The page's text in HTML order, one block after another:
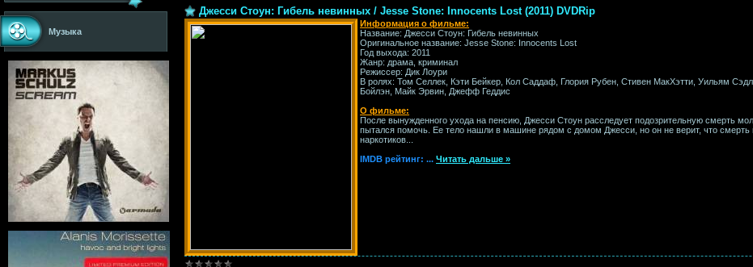
Музыка
Джесси Стоун: Гибель невинных / Jesse Stone: Innocents Lost (2011) DVDRip
Информация о фильме:
Название: Джесси Стоун: Гибель невинных
Оригинальное название: Jesse Stone: Innocents Lost
Год выхода: 2011
Жанр: драма, криминал
Режиссер: Дик Лоури
В ролях: Том Селлек, Кэти Бейкер, Кол Саддаф, Глория Рубен, Стивен МакХэтти, Уильям
Бойлэн, Майк Эрвин, Джефф Геддис
О фильме:
После вынужденного ухода на пенсию, Джесси Стоун расследует подозрительную смерть
пытался помочь. Ее тело нашли в машине рядом с домом Джесси, но он не верит, что смерть
наркотиков...
IMDB рейтинг: ... Читать дальше »